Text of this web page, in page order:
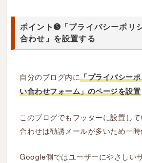
イ
バ
ポ
リ
ー
」
ポイント➎「プライバシーポリ
合わせ」を設置する
自分のブログ内に「プライバシー
い合わせフォーム」のページを設置
このブログでもフッターに設置し
合わせは勧誘メールが多いため一時
Google側ではユーザーにやさしい